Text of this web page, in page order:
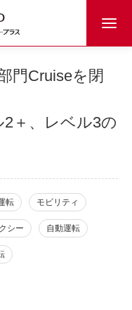
門Cruiseを閉
＋、レベル3の
転 モビリティ
シー 自動運転